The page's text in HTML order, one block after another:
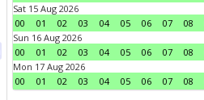
Sat 15 Aug 2026
00
01 02 03 04 05 06 07 08
Sun 16 Aug 2026
00
01 02 03 04 05 06 07 08
Mon 17 Aug 2026
00
01 02 03 04 05 06 07 08